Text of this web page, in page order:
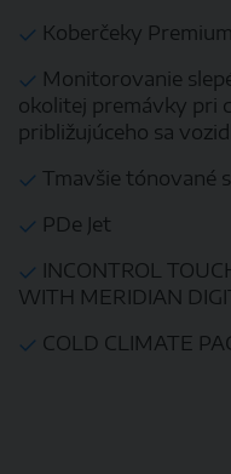
Koberčeky Premium
Monitorovanie
okolitej premávky pri
približujúceho sa
Tmavšie tónované
PDe Jet
INCONTROL
WITH MERIDIAN
COLD CLIMATE